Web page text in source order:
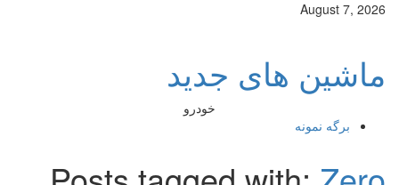
August 7, 2026
ماشین های جدید
خودرو
برگه نمونه